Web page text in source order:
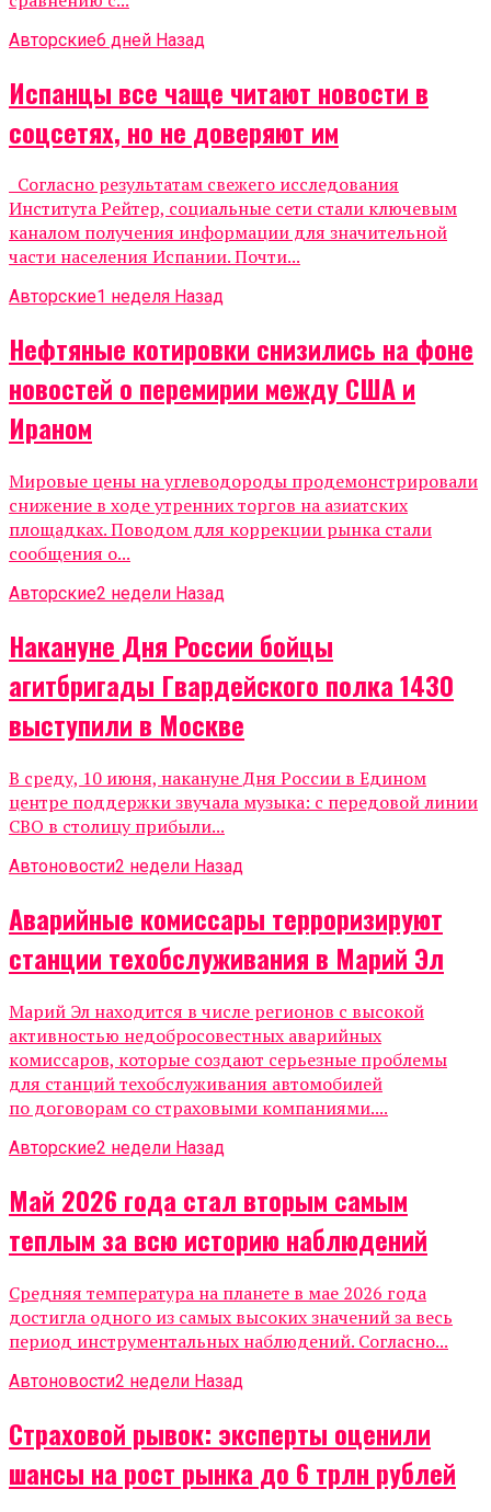
Авторские6 дней Назад
Испанцы все чаще читают новости в
соцсетях, но не доверяют им
Согласно результатам свежего исследования
Института Рейтер, социальные сети стали ключевым
каналом получения информации для значительной
части населения Испании. Почти...
Авторские1 неделя Назад
Нефтяные котировки снизились на фоне
новостей о перемирии между США и
Ираном
Мировые цены на углеводороды продемонстрировали
снижение в ходе утренних торгов на азиатских
площадках. Поводом для коррекции рынка стали
сообщения о...
Авторские2 недели Назад
Накануне Дня России бойцы
агитбригады Гвардейского полка 1430
выступили в Москве
В среду, 10 июня, накануне Дня России в Едином
центре поддержки звучала музыка: с передовой линии
СВО в столицу прибыли...
Автоновости2 недели Назад
Аварийные комиссары терроризируют
станции техобслуживания в Марий Эл
Марий Эл находится в числе регионов с высокой
активностью недобросовестных аварийных
комиссаров, которые создают серьезные проблемы
для станций техобслуживания автомобилей
по договорам со страховыми компаниями....
Авторские2 недели Назад
Май 2026 года стал вторым самым
теплым за всю историю наблюдений
Средняя температура на планете в мае 2026 года
достигла одного из самых высоких значений за весь
период инструментальных наблюдений. Согласно...
Автоновости2 недели Назад
Страховой рывок: эксперты оценили
шансы на рост рынка до 6 трлн рублей